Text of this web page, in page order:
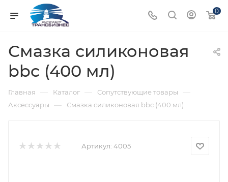
0
Смазка силиконовая
bbc (400 мл)
Главная — Каталог — Сопутствующие товары —
Аксессуары — Смазка силиконовая bbc (400 мл)
Артикул: 4005